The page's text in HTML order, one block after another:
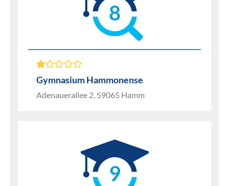
8
Gymnasium Hammonense
Adenauerallee 2, 59065 Hamm
9